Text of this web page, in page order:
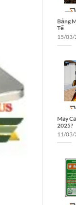
Bảng
Tế
15/03/
Máy
2025?
11/03/